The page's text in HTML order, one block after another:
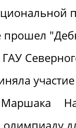
прошел
Маршака
олимпиаду